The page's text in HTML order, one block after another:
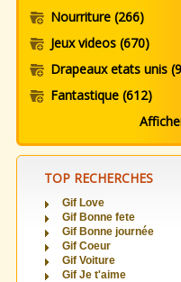
Nourriture (266)
Jeux videos (670)
Drapeaux etats unis
Fantastique (612)
TOP RECHERCHES
Gif Love
Gif Bonne fete
Gif Bonne journée
Gif Coeur
Gif Voiture
Gif Je t'aime